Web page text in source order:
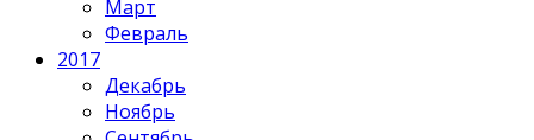
Март
Февраль
2017
Декабрь
Ноябрь